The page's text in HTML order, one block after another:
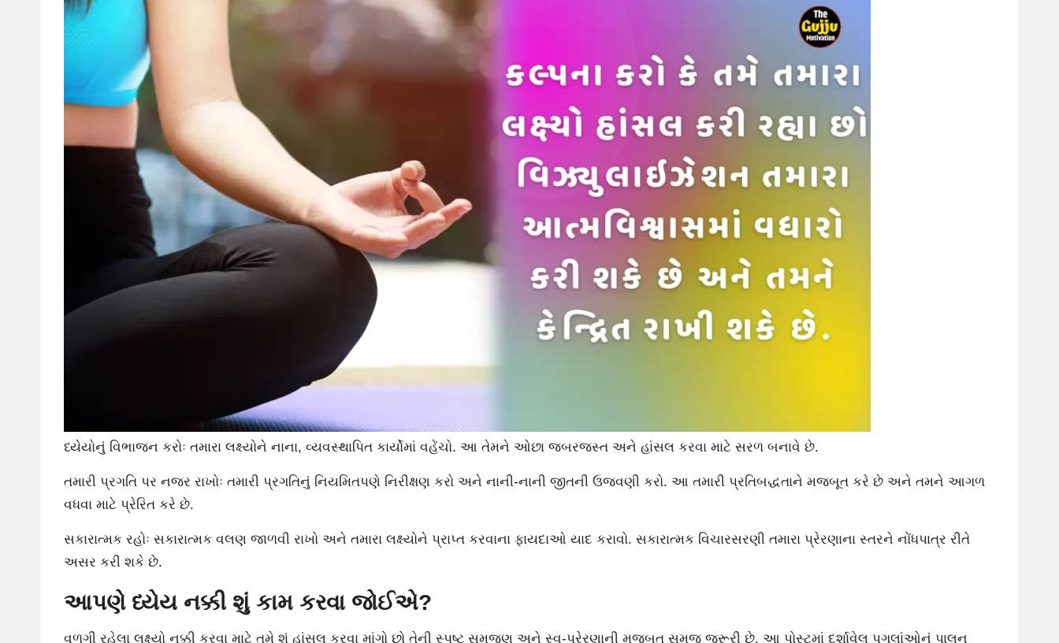
ધ્યેયોનું વિભાજન કરોઃ તમારા લક્ષ્યોને નાના, વ્યવસ્થાપિત કાર્યોમાં વહેંચો. આ તેમને ઓછા જબરજસ્ત અને હાંસલ કરવા માટે સરળ બનાવે છે.
તમારી પ્રગતિ પર નજર રાખોઃ તમારી પ્રગતિનું નિયમિતપણે નિરીક્ષણ કરો અને નાની-નાની જીતની ઉજવણી કરો. આ તમારી પ્રતિબદ્ધતાને મજબૂત કરે છે અને તમને આગળ
વધવા માટે પ્રેરિત કરે છે.
સકારાત્મક રહોઃ સકારાત્મક વલણ જાળવી રાખો અને તમારા લક્ષ્યોને પ્રાપ્ત કરવાના ફાયદાઓ યાદ કરાવો. સકારાત્મક વિચારસરણી તમારા પ્રેરણાના સ્તરને નોંધપાત્ર રીતે
અસર કરી શકે છે.
આપણે ધ્યેય નક્કી શું કામ કરવા જોઈએ?
વળગી રહેલા લક્ષ્યો નક્કી કરવા માટે તમે શું હાંસલ કરવા માંગો છો તેની સ્પષ્ટ સમજણ અને સ્વ-પ્રેરણાની મજબૂત સમજ જરૂરી છે. આ પોસ્ટમાં દર્શાવેલ પગલાંઓનું પાલન